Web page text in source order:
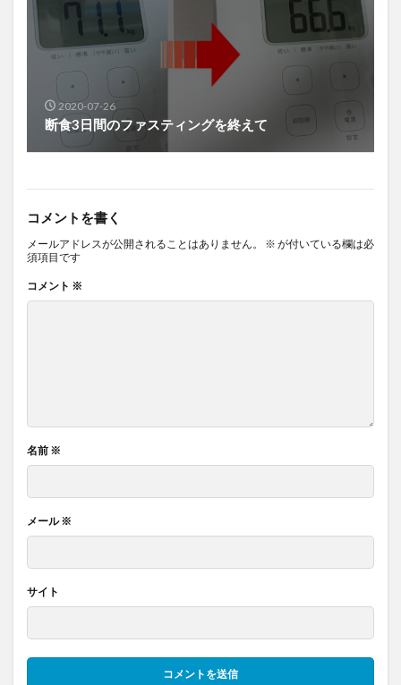
2020-07-26
断食3日間のファスティングを終えて
コメントを書く
メールアドレスが公開されることはありません。 ※ が付いている欄は必
須項目です
コメント ※
名前 ※
メール※
サイト